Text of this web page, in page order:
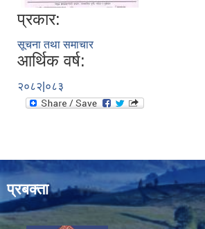
प्रकार:
सूचना तथा समाचार
आर्थिक वर्ष:
२०८२|०८३
प्रबक्ता